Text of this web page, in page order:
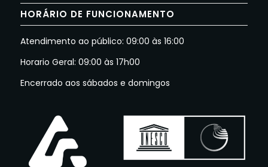
HORÁRIO DE FUNCIONAMENTO
Atendimento ao público: 09:00 às 16:00
Horario Geral: 09:00 às 17h00
Encerrado aos sábados e domingos